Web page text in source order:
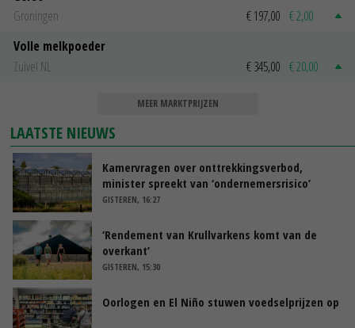
Groningen
€ 197,00 € 2,00
Volle melkpoeder
Zuivel NL
€ 345,00 € 20,00
MEER MARKTPRIJZEN
LAATSTE NIEUWS
Kamervragen over onttrekkingsverbod,
minister spreekt van ‘ondernemersrisico’
GISTEREN, 16:27
‘Rendement van Krullvarkens komt van de
overkant’
GISTEREN, 15:30
Oorlogen en El Niño stuwen voedselprijzen op